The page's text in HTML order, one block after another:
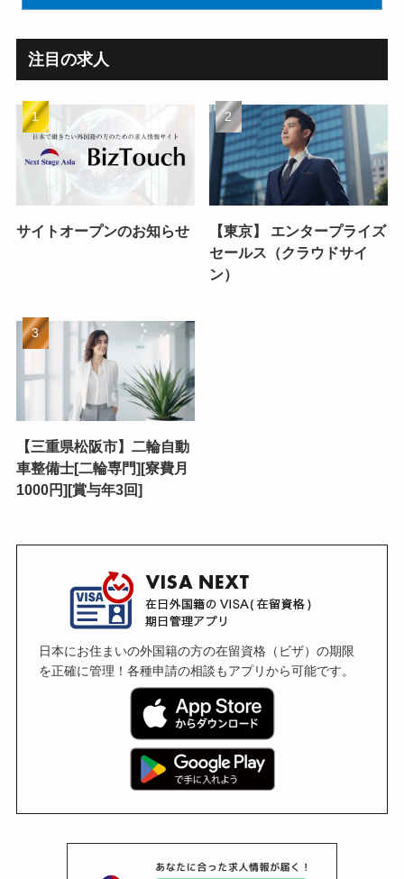
注目の求人
サイトオープンのお知らせ
【東京】 エンタープライズ
セールス（クラウドサイ
ン）
【三重県松阪市】二輪自動
車整備士[二輪専門][寮費月
1000円][賞与年3回]
日本にお住まいの外国籍の方の在留資格（ビザ）の期限
を正確に管理！各種申請の相談もアプリから可能です。